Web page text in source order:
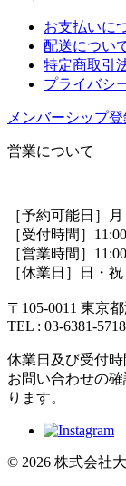
お支払いに
配送につい
特定商取引
プライバシ
メンバーシップ
営業について
［予約可能日］
［受付時間］
［営業時間］
［休業日］日・
〒105-0011 東京
TEL : 03-6381-5718
休業日及び受付
お問い合わせの
ります。
© 2026 株式会社